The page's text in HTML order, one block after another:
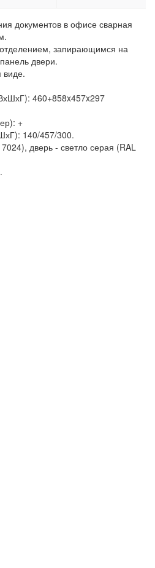
документов в офисе сварная
запирающимся на
двери.
виде.
460+858x457x297
+
140/457/300.
дверь - светло серая (RAL